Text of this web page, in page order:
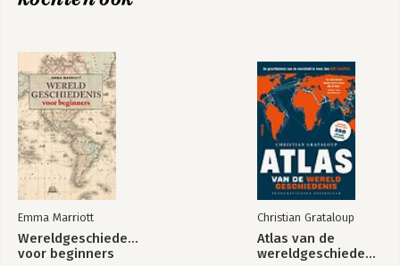
Emma Marriott
Wereldgeschiedenis
voor beginners
Christian Grataloup
Atlas van de
wereldgeschiedenis